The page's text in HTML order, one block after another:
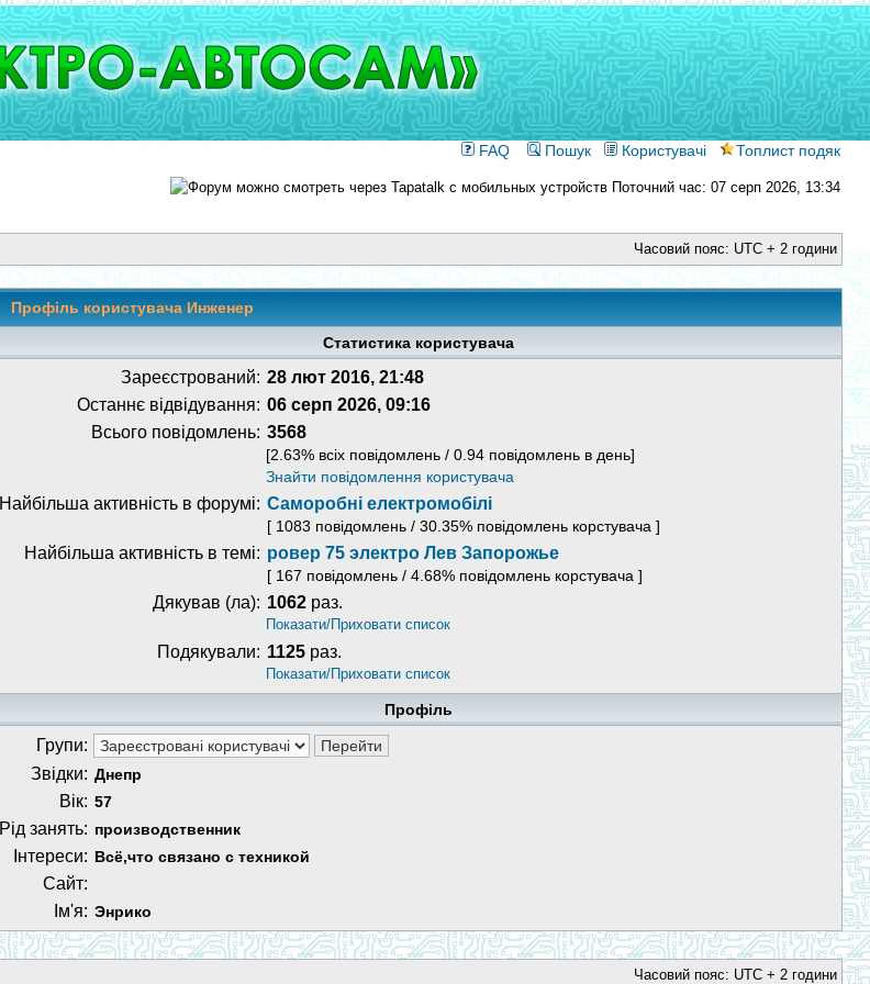
FAQ Пошук Користувачі Топлист подяк
Поточний час: 07 серп 2026, 13:34
Часовий пояс: UTC + 2 години
Профіль користувача Инженер
Статистика користувача
Зареєстрований: 28 лют 2016, 21:48
Останнє відвідування: 06 серп 2026, 09:16
Всього повідомлень: 3568
[2.63% всіх повідомлень / 0.94 повідомлень в день]
Знайти повідомлення користувача
Найбільша активність в форумі: Саморобні електромобілі
[ 1083 повідомлень / 30.35% повідомлень корстувача ]
Найбільша активність в темі: ровер 75 электро Лев Запорожье
[ 167 повідомлень / 4.68% повідомлень корстувача ]
Дякував (ла): 1062 раз.
Показати/Приховати список
Подякували: 1125 раз.
Показати/Приховати список
Профіль
Групи:
Звідки: Днепр
Вік: 57
Рід занять: производственник
Інтереси: Всё,что связано с техникой
Сайт:
Ім'я: Энрико
Часовий пояс: UTC + 2 години